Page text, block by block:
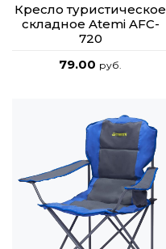
Кресло туристическое
складное Atemi AFC-
720
79.00 руб.